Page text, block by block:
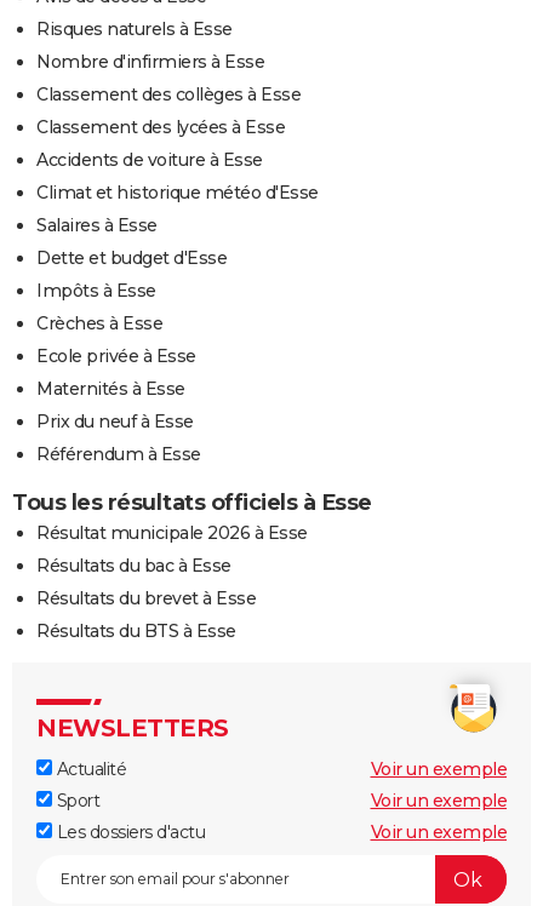
Risques naturels à Esse
Nombre d'infirmiers à Esse
Classement des collèges à Esse
Classement des lycées à Esse
Accidents de voiture à Esse
Climat et historique météo d'Esse
Salaires à Esse
Dette et budget d'Esse
Impôts à Esse
Crèches à Esse
Ecole privée à Esse
Maternités à Esse
Prix du neuf à Esse
Référendum à Esse
Tous les résultats officiels à Esse
Résultat municipale 2026 à Esse
Résultats du bac à Esse
Résultats du brevet à Esse
Résultats du BTS à Esse
NEWSLETTERS
Actualité
Voir un exemple
Sport
Voir un exemple
Les dossiers d'actu
Voir un exemple